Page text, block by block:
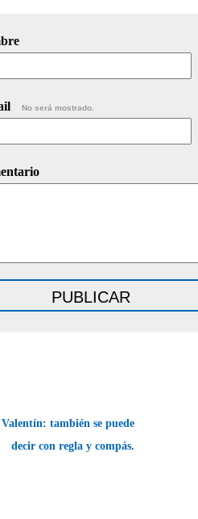
No será mostrado.
también se puede
decir con regla y compás.